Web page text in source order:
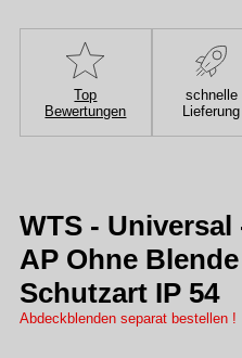
Top
Bewertungen
schnelle
Lieferung
WTS -
AP Ohne
Schutzart IP 54
Abdeckblenden separat bestellen !